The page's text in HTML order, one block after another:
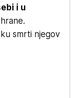
i u
smrti njegov